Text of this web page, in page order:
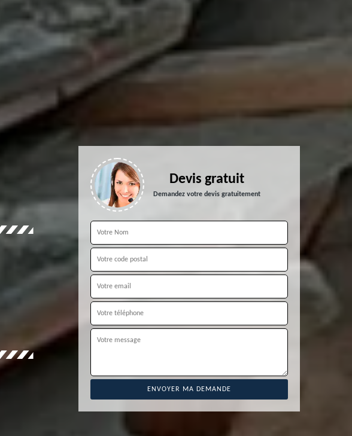
Devis gratuit
Demandez votre devis gratuitement